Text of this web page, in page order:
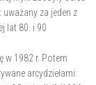
uważany za jeden z
lat 80. i 90
w 1982 r. Potem
arcydziełami: